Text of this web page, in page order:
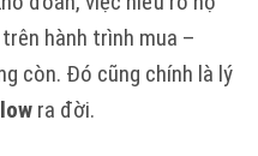
hành trình mua –
còn. Đó cũng chính là lý
ra đời.